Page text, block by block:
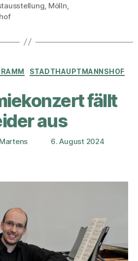
Mölln
Kategorien
STADTHAUPTMANNSHOF
fällt
aus
Veröffentlichungsdatum
6. August 2024